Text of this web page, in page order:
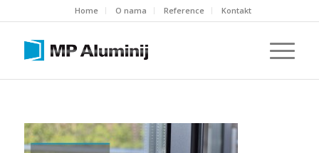
Home O nama Reference Kontakt